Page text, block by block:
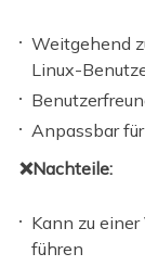
Weitgehend
Linux-
Anpassbar
❌Nachteile:
Kann zu
führen